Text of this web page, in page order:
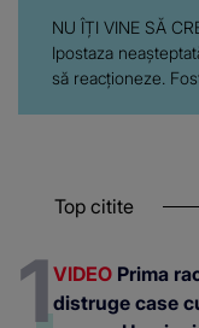
NU ÎȚI VINE SĂ
Ipostaza
să reacționeze.
Top citite
VIDEO Prima
distruge case